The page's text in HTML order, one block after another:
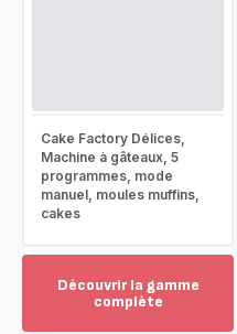
Cake Factory Délices,
Machine à gâteaux, 5
programmes, mode
manuel, moules muffins,
cakes
Découvrir la gamme
complète